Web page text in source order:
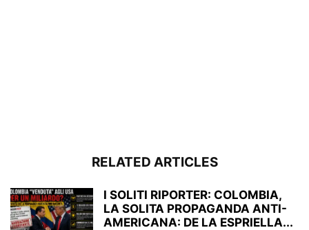
RELATED ARTICLES
I SOLITI RIPORTER: COLOMBIA,
LA SOLITA PROPAGANDA ANTI-
AMERICANA: DE LA ESPRIELLA...